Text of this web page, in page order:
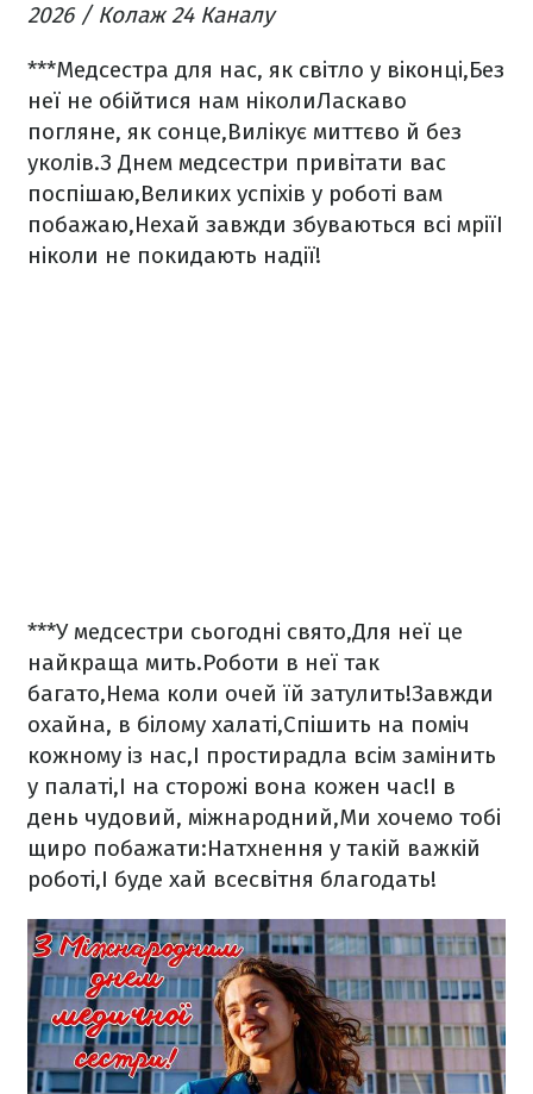
2026 / Колаж 24 Каналу
***Медсестра для нас, як світло у віконці,Без
неї не обійтися нам ніколиЛаскаво
погляне, як сонце,Вилікує миттєво й без
уколів.З Днем медсестри привітати вас
поспішаю,Великих успіхів у роботі вам
побажаю,Нехай завжди збуваються всі мріїІ
ніколи не покидають надії!
***У медсестри сьогодні свято,Для неї це
найкраща мить.Роботи в неї так
багато,Нема коли очей їй затулить!Завжди
охайна, в білому халаті,Спішить на поміч
кожному із нас,І простирадла всім замінить
у палаті,І на сторожі вона кожен час!І в
день чудовий, міжнародний,Ми хочемо тобі
щиро побажати:Натхнення у такій важкій
роботі,І буде хай всесвітня благодать!